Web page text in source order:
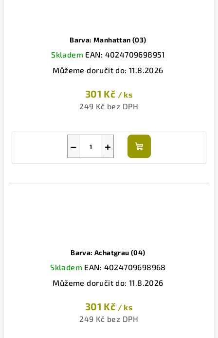
Barva: Manhattan (03)
Skladem EAN: 4024709698951
Můžeme doručit do: 11.8.2026
301 Kč / ks
249 Kč bez DPH
+
−
Do
košíku
Barva: Achatgrau (04)
Skladem EAN: 4024709698968
Můžeme doručit do: 11.8.2026
301 Kč / ks
249 Kč bez DPH